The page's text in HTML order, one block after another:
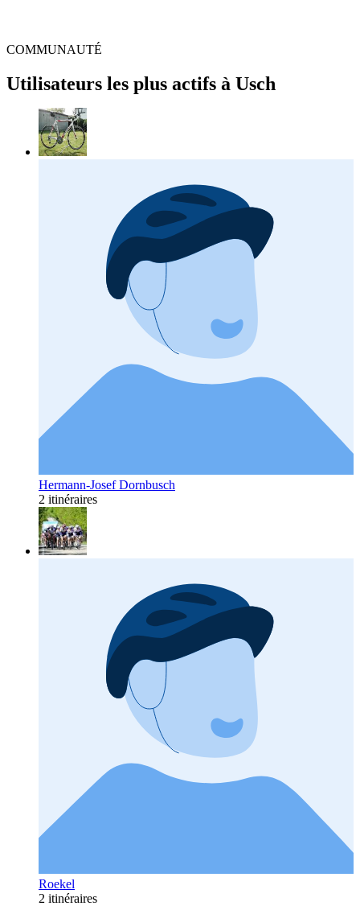
COMMUNAUTÉ
Utilisateurs les plus actifs à Usch
Hermann-Josef Dornbusch
2 itinéraires
Roekel
2 itinéraires